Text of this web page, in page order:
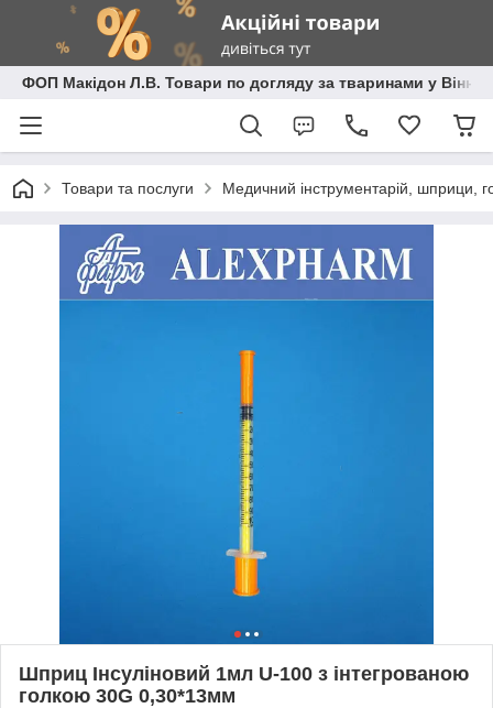
ФОП Макідон Л.В. Товари по догляду за тваринами у
Товари та послуги Медичний інструментарій, шприци,
Шприц Інсуліновий 1мл U-100 з інтегрованою
голкою 30G 0,30*13мм